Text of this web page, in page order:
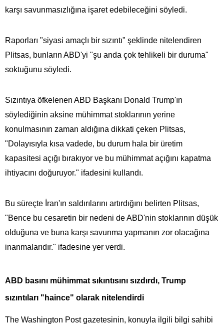
karşı savunmasızlığına işaret edebileceğini söyledi.
Raporları "siyasi amaçlı bir sızıntı" şeklinde nitelendiren
Plitsas, bunların ABD'yi "şu anda çok tehlikeli bir duruma"
soktuğunu söyledi.
Sızıntıya öfkelenen ABD Başkanı Donald Trump'ın
söylediğinin aksine mühimmat stoklarının yerine
konulmasının zaman aldığına dikkati çeken Plitsas,
"Dolayısıyla kısa vadede, bu durum hala bir üretim
kapasitesi açığı bırakıyor ve bu mühimmat açığını kapatma
ihtiyacını doğuruyor." ifadesini kullandı.
Bu süreçte İran'ın saldırılarını artırdığını belirten Plitsas,
"Bence bu cesaretin bir nedeni de ABD'nin stoklarının düşük
olduğuna ve buna karşı savunma yapmanın zor olacağına
inanmalarıdır." ifadesine yer verdi.
ABD basını mühimmat sıkıntısını sızdırdı, Trump
sızıntıları "haince" olarak nitelendirdi
The Washington Post gazetesinin, konuyla ilgili bilgi sahibi